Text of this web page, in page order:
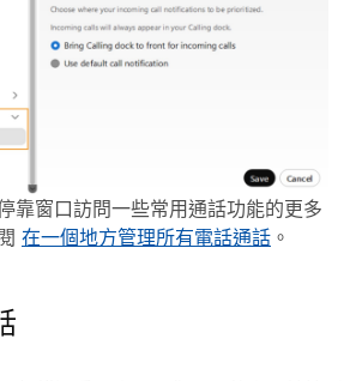
靠窗口訪問一些常用通話功能的更多
在一個地方管理所有電話通話 。